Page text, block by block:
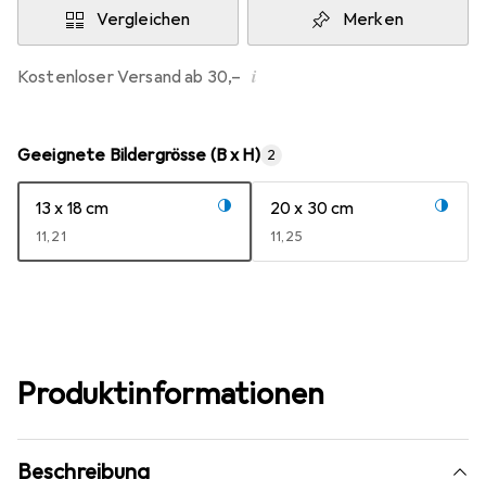
Vergleichen Merken
Kostenloser Versand ab 30,– i
Geeignete Bildergrösse (B x H) 2
13 x 18 cm
EUR
11,21
20 x 30 cm
EUR
11,25
Produktinformationen
Beschreibung